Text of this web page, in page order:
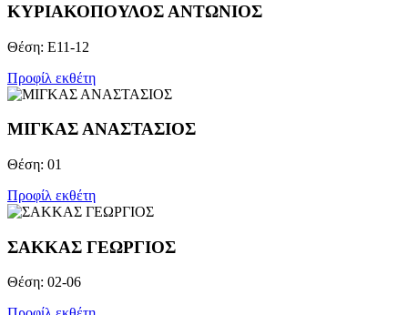
ΚΥΡΙΑΚΟΠΟΥΛΟΣ ΑΝΤΩΝΙΟΣ
Θέση: Ε11-12
Προφίλ εκθέτη
ΜΙΓΚΑΣ ΑΝΑΣΤΑΣΙΟΣ
Θέση: 01
Προφίλ εκθέτη
ΣΑΚΚΑΣ ΓΕΩΡΓΙΟΣ
Θέση: 02-06